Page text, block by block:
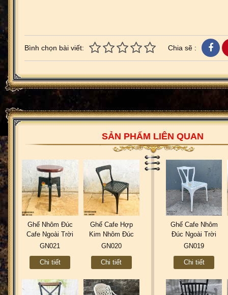
Bình chọn bài viết: Chia sẽ :
SẢN PHẨM LIÊN QUAN
Ghế Nhôm Đúc
Cafe Ngoài Trời
Tăng Cao Thấp
GN021
GN021
Chi tiết
Ghế Cafe Hợp
Kim Nhôm Đúc
Ngoài Trời Nhà
GN020
GN020
Chi tiết
Ghế Cafe Nhôm
Đúc Ngoài Trời
Nhà Hàng Khách
GN019
Chi tiết